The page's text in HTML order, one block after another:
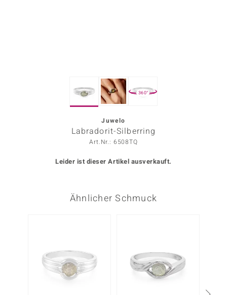
360°
Juwelo
Labradorit-Silberring
Art.Nr.: 6508TQ
Leider ist dieser Artikel ausverkauft.
Ähnlicher Schmuck